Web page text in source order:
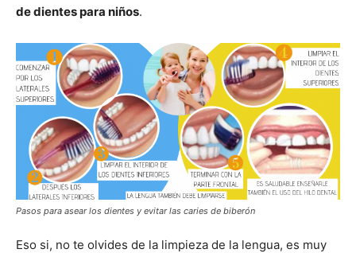
de dientes para niños.
Pasos para asear los dientes y evitar las caries de biberón
Eso si, no te olvides de la limpieza de la lengua, es muy